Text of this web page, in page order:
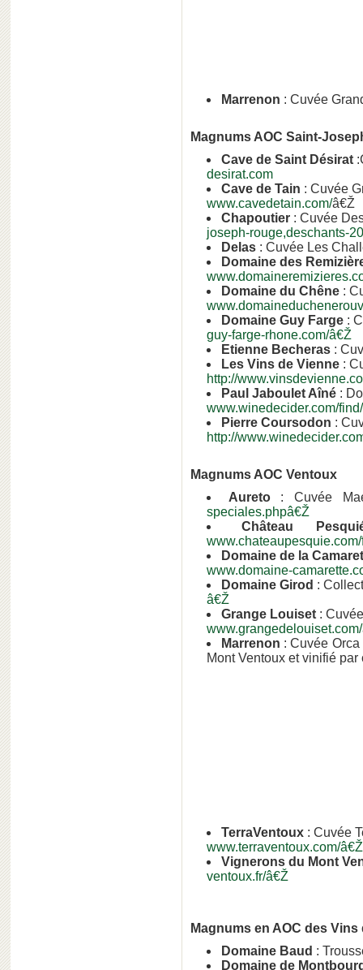
Marrenon : Cuvée
Magnums AOC Saint-
Cave de Saint Désirat
desirat.com
Cave de Tain : Cuvée
www.cavedetain.com/â€Ž
Chapoutier : Cuvée
joseph-rouge,deschants-
Delas : Cuvée Les
Domaine des
Domaine du Chêne :
Domaine Guy Farge :
guy-farge-rhone.com/â€Ž
Etienne Becheras :
Les Vins de Vienne :
http://
Paul Jaboulet Aîné :
www.winedecider.com/
Pierre Coursodon :
http://
Magnums AOC Ventoux
Aureto : Cuvée
speciales.phpâ€Ž
Château
Domaine de la
www.domaine-
Domaine Girod :
â€Ž
Grange Louiset :
Marrenon : Cuvée
Mont Ventoux et vinifié
TerraVentoux : Cuvée
www.terraventoux.com/â€Ž
Vignerons du Mont
ventoux.fr/â€Ž
Magnums en AOC des Vins
Domaine Baud :
Domaine de